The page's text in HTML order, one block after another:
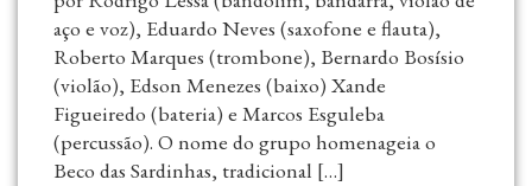
aço e voz), Eduardo Neves (saxofone e flauta),
Roberto Marques (trombone), Bernardo Bosísio
(violão), Edson Menezes (baixo) Xande
Figueiredo (bateria) e Marcos Esguleba
(percussão). O nome do grupo homenageia o
Beco das Sardinhas, tradicional […]